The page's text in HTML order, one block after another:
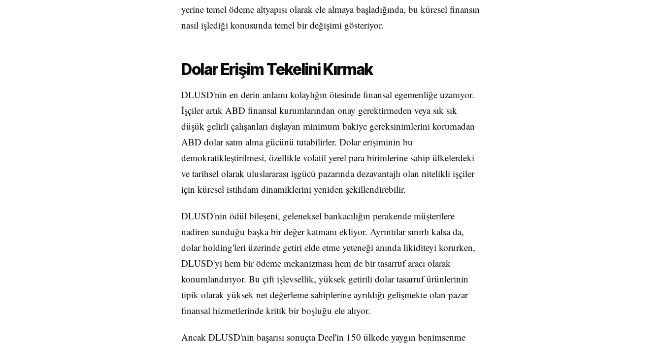
yerine temel ödeme altyapısı olarak ele almaya başladığında, bu küresel finansın
nasıl işlediği konusunda temel bir değişimi gösteriyor.
Dolar Erişim Tekelini Kırmak
DLUSD'nin en derin anlamı kolaylığın ötesinde finansal egemenliğe uzanıyor.
İşçiler artık ABD finansal kurumlarından onay gerektirmeden veya sık sık
düşük gelirli çalışanları dışlayan minimum bakiye gereksinimlerini korumadan
ABD dolar satın alma gücünü tutabilirler. Dolar erişiminin bu
demokratikleştirilmesi, özellikle volatil yerel para birimlerine sahip ülkelerdeki
ve tarihsel olarak uluslararası işgücü pazarında dezavantajlı olan nitelikli işçiler
için küresel istihdam dinamiklerini yeniden şekillendirebilir.
DLUSD'nin ödül bileşeni, geleneksel bankacılığın perakende müşterilere
nadiren sunduğu başka bir değer katmanı ekliyor. Ayrıntılar sınırlı kalsa da,
dolar holding'leri üzerinde getiri elde etme yeteneği anında likiditeyi korurken,
DLUSD'yi hem bir ödeme mekanizması hem de bir tasarruf aracı olarak
konumlandırıyor. Bu çift işlevsellik, yüksek getirili dolar tasarruf ürünlerinin
tipik olarak yüksek net değerleme sahiplerine ayrıldığı gelişmekte olan pazar
finansal hizmetlerinde kritik bir boşluğu ele alıyor.
Ancak DLUSD'nin başarısı sonuçta Deel'in 150 ülkede yaygın benimsenme